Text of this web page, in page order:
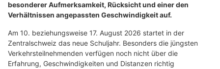
besonderer Aufmerksamkeit, Rücksicht und einer den
Verhältnissen angepassten Geschwindigkeit auf.
Am 10. beziehungsweise 17. August 2026 startet in der
Zentralschweiz das neue Schuljahr. Besonders die jüngsten
Verkehrsteilnehmenden verfügen noch nicht über die
Erfahrung, Geschwindigkeiten und Distanzen richtig